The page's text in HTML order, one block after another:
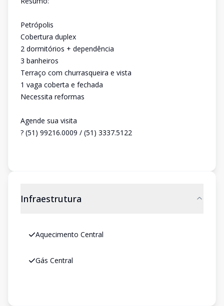
Petrópolis
Cobertura duplex
2 dormitórios + dependência
3 banheiros
Terraço com churrasqueira e vista
1 vaga coberta e fechada
Necessita reformas
Agende sua visita
? (51) 99216.0009 / (51) 3337.5122
Infraestrutura
Aquecimento Central
Gás Central